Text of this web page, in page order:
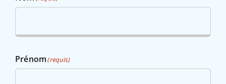
Prénom(requis)